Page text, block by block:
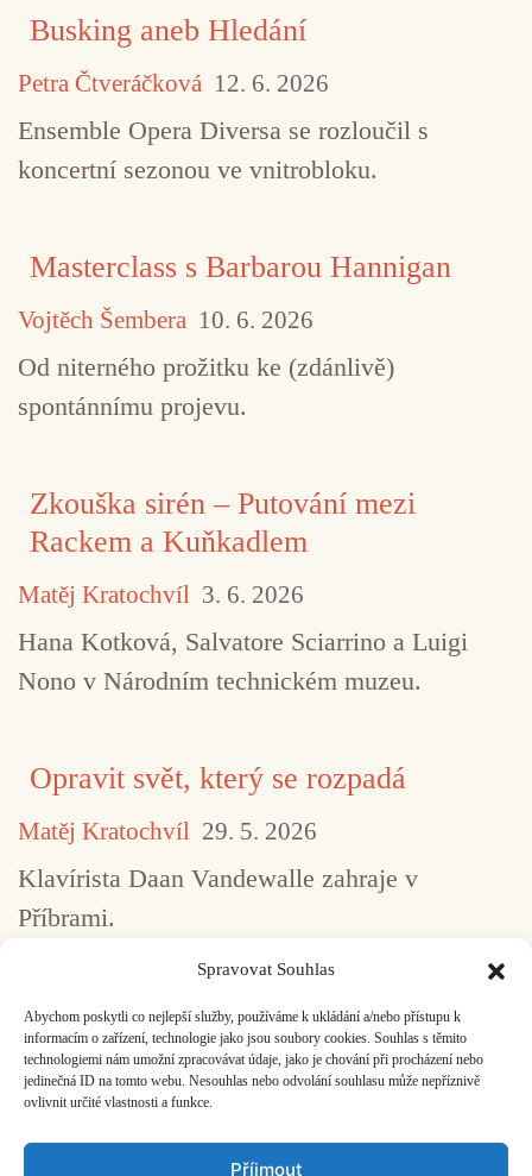
Spravovat Souhlas
Abychom poskytli co nejlepší služby, používáme k ukládání a/nebo přístupu k
informacím o zařízení, technologie jako jsou soubory cookies. Souhlas s těmito
technologiemi nám umožní zpracovávat údaje, jako je chování při procházení nebo
jedinečná ID na tomto webu. Nesouhlas nebo odvolání souhlasu může nepříznivě
ovlivnit určité vlastnosti a funkce.
Příjmout
Busking aneb Hledání
Petra Čtveráčková 12. 6. 2026
Ensemble Opera Diversa se rozloučil s
koncertní sezonou ve vnitrobloku.
Masterclass s Barbarou Hannigan
Vojtěch Šembera 10. 6. 2026
Od niterného prožitku ke (zdánlivě)
spontánnímu projevu.
Zkouška sirén – Putování mezi
Rackem a Kuňkadlem
Matěj Kratochvíl 3. 6. 2026
Hana Kotková, Salvatore Sciarrino a Luigi
Nono v Národním technickém muzeu.
Opravit svět, který se rozpadá
Matěj Kratochvíl 29. 5. 2026
Klavírista Daan Vandewalle zahraje v
Příbrami.
1 2 3 4 5 ... 517